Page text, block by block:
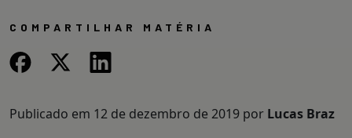
COMPARTILHAR MATÉRIA
Publicado em 12 de dezembro de 2019 por Lucas Braz